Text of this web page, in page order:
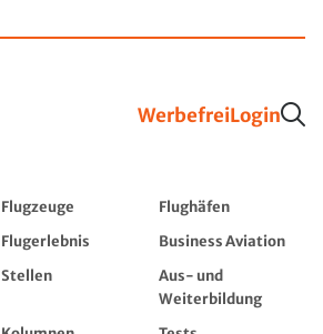
WerbefreiLogin
Flugzeuge
Flughäfen
Flugerlebnis
Business Aviation
Stellen
Aus- und
Weiterbildung